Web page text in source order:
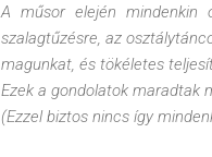
A műsor elején mindenkin
szalagtűzésre, az
magunkat, és tökéletes
Ezek a gondolatok maradtak
(Ezzel biztos nincs így